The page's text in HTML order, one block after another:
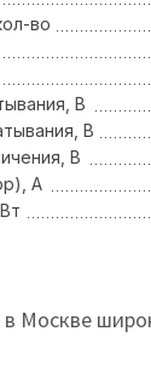
во
В
В
В
А
Москве